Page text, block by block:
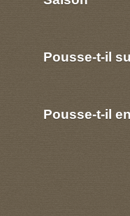
Pousse-t-il
Pousse-t-il